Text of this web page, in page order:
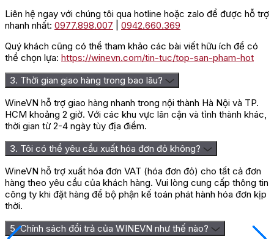
Liên hệ ngay với chúng tôi qua hotline hoặc zalo để được hỗ trợ
nhanh nhất: 0977.898.007
0942.660.369
Quý khách cũng có thể tham khảo các bài viết hữu ích để có
thể chọn lựa: https://winevn.com/tin-tuc/top-san-pham-hot
3. Thời gian giao hàng trong bao lâu?
WineVN hỗ trợ giao hàng nhanh trong nội thành Hà Nội và TP.
HCM khoảng 2 giờ. Với các khu vực lân cận và tỉnh thành khác,
thời gian từ 2-4 ngày tùy địa điểm.
3. Tôi có thể yêu cầu xuất hóa đơn đỏ không?
WineVN hỗ trợ xuất hóa đơn VAT (hóa đơn đỏ) cho tất cả đơn
hàng theo yêu cầu của khách hàng. Vui lòng cung cấp thông tin
công ty khi đặt hàng để bộ phận kế toán phát hành hóa đơn kịp
thời.
5. Chính sách đổi trả của WINEVN như thế nào?